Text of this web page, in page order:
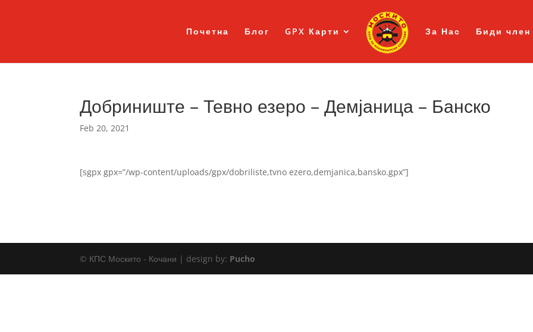
Почетна Блог GPX Карти За Нас Биди член
Добриниште – Тевно езеро – Демјаница – Банско
Feb 20, 2021
[sgpx gpx=”/wp-content/uploads/gpx/dobriliste,tvno ezero,demjanica,bansko.gpx”]
© КПС Москито - Кочани | design by: Pucho